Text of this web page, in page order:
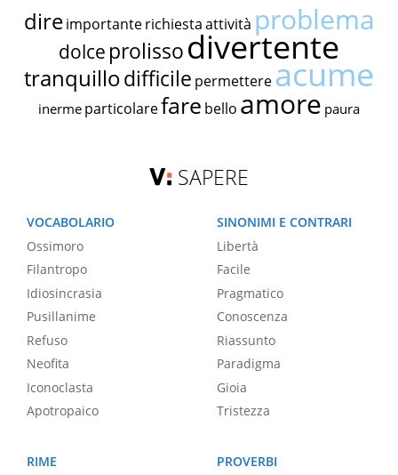
dire importante richiestaattività problema
dolce prolissodivertente
tranquillodifficile permettereacume
inerme particolarefare bello amore paura
SAPERE
VOCABOLARIO
Ossimoro
Filantropo
Idiosincrasia
Pusillanime
Refuso
Neofita
Iconoclasta
Apotropaico
SINONIMI E CONTRARI
Libertà
Facile
Pragmatico
Conoscenza
Riassunto
Paradigma
Gioia
Tristezza
RIME
PROVERBI